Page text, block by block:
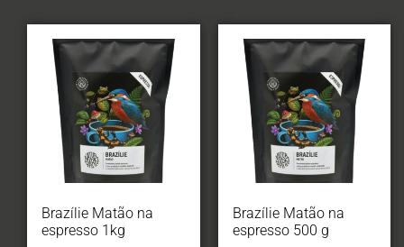
Brazílie Matão na
espresso 1kg
Brazílie Matão na
espresso 500 g